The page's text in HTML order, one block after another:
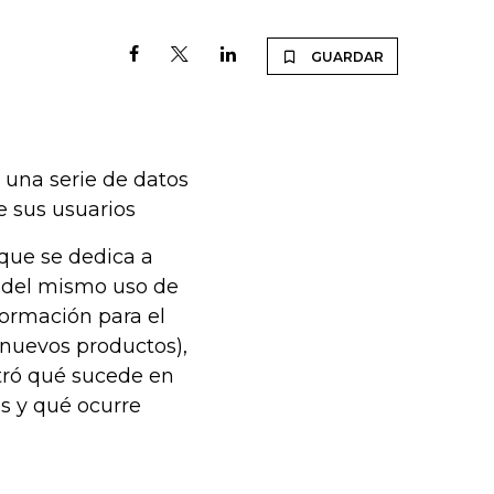
GUARDAR
serie de datos
sus usuarios
se dedica a
mismo uso de
para el
productos),
qué sucede en
y qué ocurre